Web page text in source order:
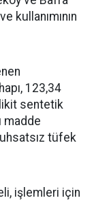
kullanımının
123,34
sentetik
madde
tüfek
işlemleri için